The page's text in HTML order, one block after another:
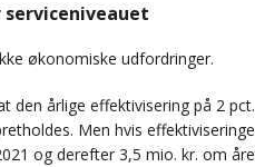
økonomiske udfordringer.
den årlige effektivisering på 2
Men hvis
og derefter 3,5 mio. kr. om